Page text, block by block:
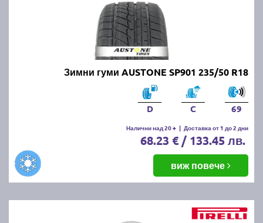
Зимни гуми AUSTONE SP901 235/50 R18
D C 69
Налични над 20 + | Доставка от 1 до 2 дни
68.23 € / 133.45 лв.
виж повече